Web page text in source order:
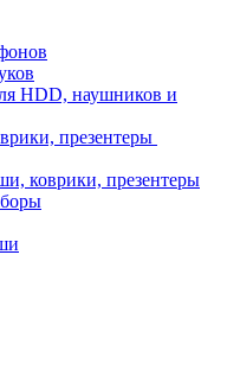
HDD, наушников и
презентеры
коврики, презентеры